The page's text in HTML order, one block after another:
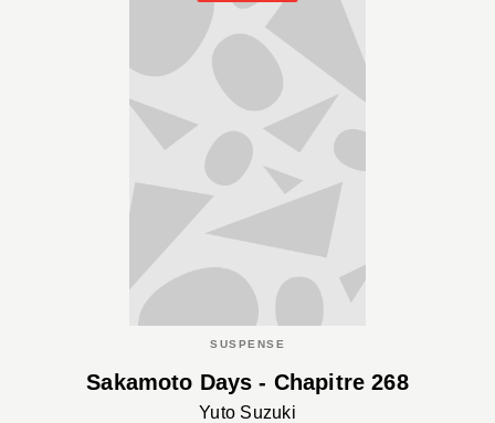
SUSPENSE
Sakamoto Days - Chapitre 268
Yuto Suzuki